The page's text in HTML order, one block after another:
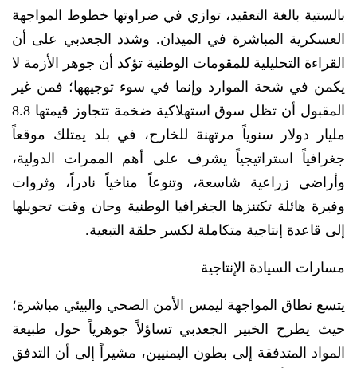
بالستية بالغة التعقيد، توازي في ضراوتها خطوط المواجهة
العسكرية المباشرة في الميدان. وشدد الجعدبي على أن
القراءة التحليلية للمقومات الوطنية تؤكد أن جوهر الأزمة لا
يكمن في شحة الموارد وإنما في سوء توجيهها؛ فمن غير
المقبول أن تظل سوق استهلاكية ضخمة تتجاوز قيمتها 8.8
مليار دولار سنوياً مرتهنة للخارج، في بلد يمتلك موقعاً
جغرافياً استراتيجياً يشرف على أهم الممرات الدولية،
وأراضي زراعية شاسعة، وتنوعاً مناخياً نادراً، وثروات
وفيرة هائلة تكتنزها الجغرافيا الوطنية وحان وقت تحويلها
إلى قاعدة إنتاجية متكاملة لكسر حلقة التبعية.
مسارات السيادة الإنتاجية
يتسع نطاق المواجهة ليمس الأمن الصحي والبيئي مباشرة؛
حيث يطرح الخبير الجعدبي تساؤلاً جوهرياً حول طبيعة
المواد المتدفقة إلى بطون اليمنيين، مشيراً إلى أن التدفق